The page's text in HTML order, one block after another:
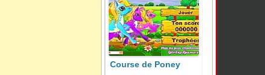
Course de Poney